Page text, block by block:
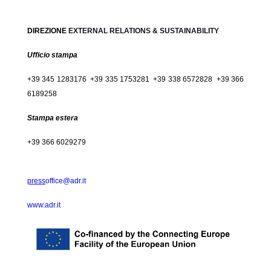
DIREZIONE EXTERNAL RELATIONS & SUSTAINABILITY
Ufficio stampa
+39 345 1283176 +39 335 1753281 +39 338 6572828 +39 366
6189258
Stampa estera
+39 366 6029279
pressoffice@adr.it
www.adr.it